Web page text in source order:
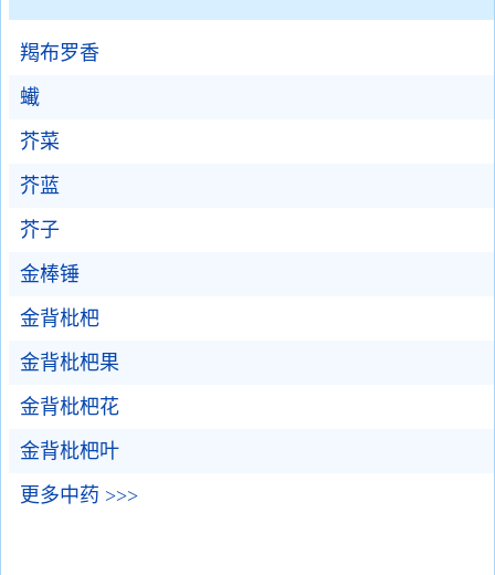
羯布罗香
蠘
芥菜
芥蓝
芥子
金棒锤
金背枇杷
金背枇杷果
金背枇杷花
金背枇杷叶
更多中药 >>>